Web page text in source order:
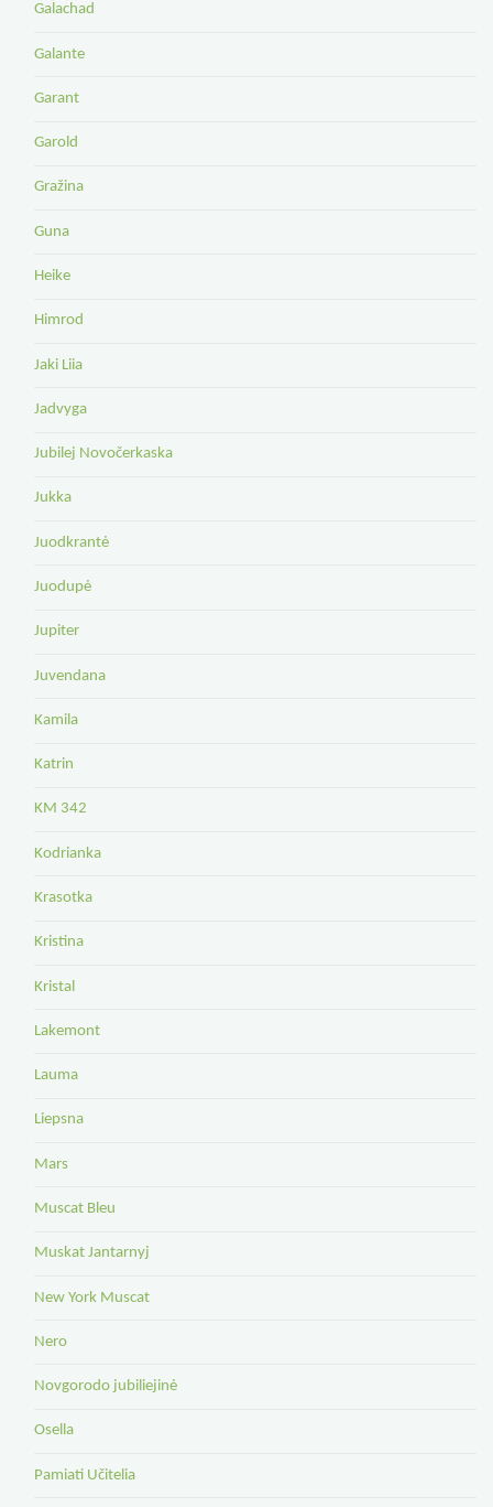
Galachad
Galante
Garant
Garold
Gražina
Guna
Heike
Himrod
Jaki Liia
Jadvyga
Jubilej Novočerkaska
Jukka
Juodkrantė
Juodupė
Jupiter
Juvendana
Kamila
Katrin
KM 342
Kodrianka
Krasotka
Kristina
Kristal
Lakemont
Lauma
Liepsna
Mars
Muscat Bleu
Muskat Jantarnyj
New York Muscat
Nero
Novgorodo jubiliejinė
Osella
Pamiati Učitelia